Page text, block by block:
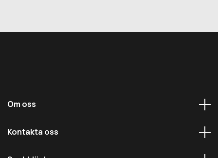
Om oss
Kontakta oss